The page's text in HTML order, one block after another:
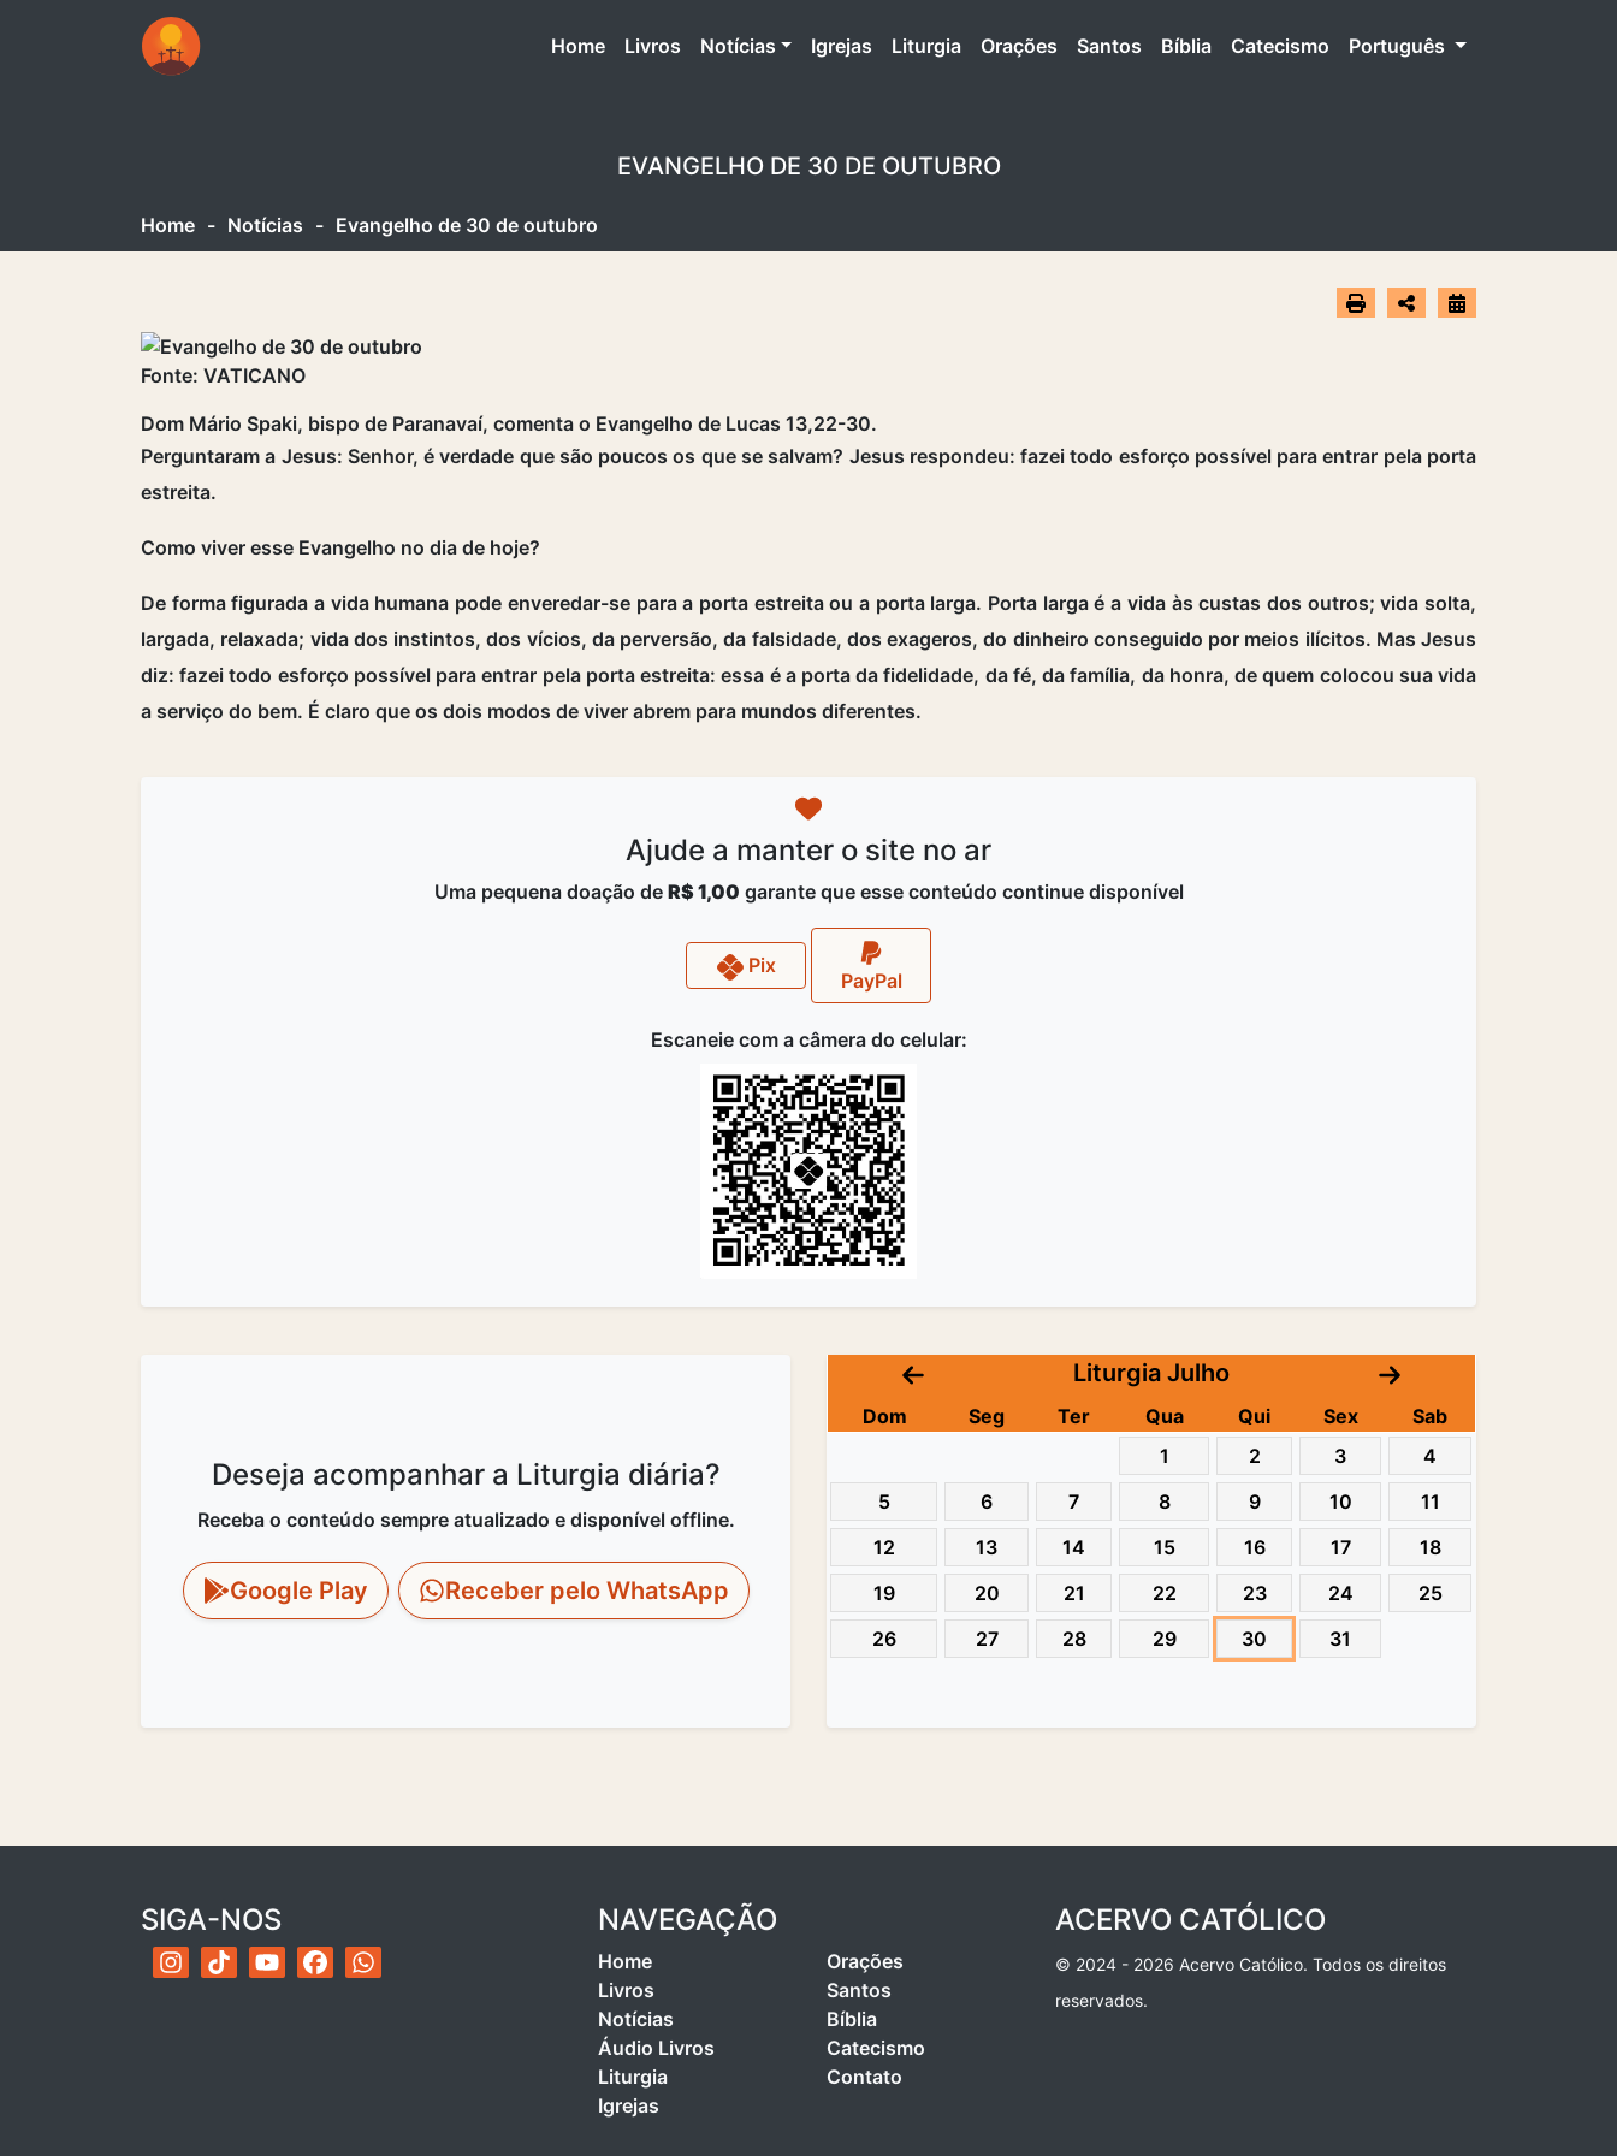
Home(atual)
Livros Notícias Igrejas Liturgia Orações Santos Bíblia Catecismo Português
EVANGELHO DE 30 DE OUTUBRO
Home - Notícias - Evangelho de 30 de outubro
Fonte: VATICANO
Dom Mário Spaki, bispo de Paranavaí, comenta o Evangelho de Lucas 13,22-30.
Perguntaram a Jesus: Senhor, é verdade que são poucos os que se salvam? Jesus respondeu: fazei todo esforço possível para entrar pela porta
estreita.
Como viver esse Evangelho no dia de hoje?
De forma figurada a vida humana pode enveredar-se para a porta estreita ou a porta larga. Porta larga é a vida às custas dos outros; vida solta,
largada, relaxada; vida dos instintos, dos vícios, da perversão, da falsidade, dos exageros, do dinheiro conseguido por meios ilícitos. Mas Jesus
diz: fazei todo esforço possível para entrar pela porta estreita: essa é a porta da fidelidade, da fé, da família, da honra, de quem colocou sua vida
a serviço do bem. É claro que os dois modos de viver abrem para mundos diferentes.
Ajude a manter o site no ar
Uma pequena doação de R$ 1,00 garante que esse conteúdo continue disponível
Pix
PayPal
Escaneie com a câmera do celular:
Deseja acompanhar a Liturgia diária?
Receba o conteúdo sempre atualizado e disponível offline.
Google Play Receber pelo WhatsApp
Liturgia Julho
Dom Seg Ter Qua Qui Sex
Sab
1
2 3
4
5
6 7 8 9 10
11
12
13 14 15 16 17
18
19
20 21 22 23 24
25
26
27 28 29 30 31
SIGA-NOS NAVEGAÇÃO
Home
Livros
Notícias
Áudio Livros
Liturgia
Igrejas
Orações
Santos
Bíblia
Catecismo
Contato
ACERVO CATÓLICO
© 2024 - 2026 Acervo Católico. Todos os direitos
reservados.